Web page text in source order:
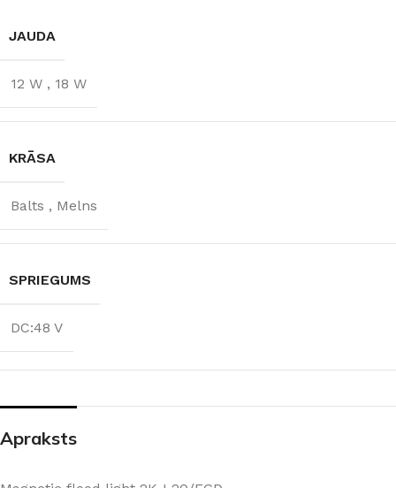
JAUDA
12 W , 18 W
KRĀSA
Balts , Melns
SPRIEGUMS
DC:48 V
Apraksts